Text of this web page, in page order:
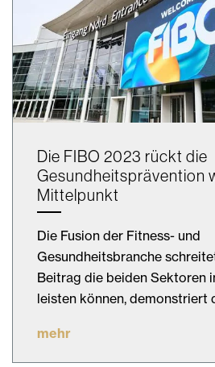
Die FIBO 2023 rückt die
Gesundheitsprävention
Mittelpunkt
Die Fusion der Fitness- und
Gesundheitsbranche
Beitrag die beiden Sektoren
leisten können, demonstriert
mehr